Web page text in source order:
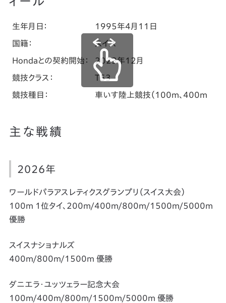
生年月日： 1995年4月11日
国籍： スイス
Hondaとの契約開始： 2023年12月
競技クラス： T53
競技種目： 車いす陸上競技（100m、400m、
主な戦績
2026年
ワールドパラアスレティクスグランプリ（スイス大会）
100m 1位タイ、200m/400m/800m/1500m/5000m
優勝
スイスナショナルズ
400m/800m/1500m 優勝
ダニエラ・ユッツェラー記念大会
100m/400m/800m/1500m/5000m 優勝